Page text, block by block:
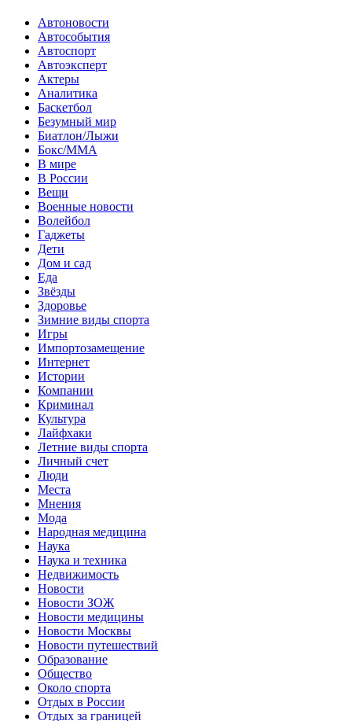
Автоновости
Автособытия
Автоспорт
Автоэксперт
Актеры
Аналитика
Баскетбол
Безумный мир
Биатлон/Лыжи
Бокс/MMA
В мире
В России
Вещи
Военные новости
Волейбол
Гаджеты
Дети
Дом и сад
Еда
Звёзды
Здоровье
Зимние виды спорта
Игры
Импортозамещение
Интернет
Истории
Компании
Криминал
Культура
Лайфхаки
Летние виды спорта
Личный счет
Люди
Места
Мнения
Мода
Народная медицина
Наука
Наука и техника
Недвижимость
Новости
Новости ЗОЖ
Новости медицины
Новости Москвы
Новости путешествий
Образование
Общество
Около спорта
Отдых в России
Отдых за границей